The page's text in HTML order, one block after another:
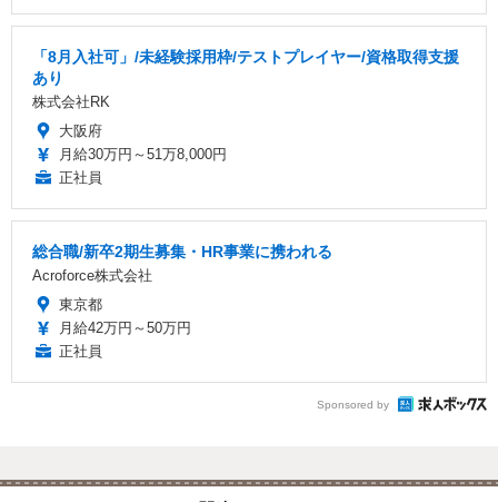
「8月入社可」/未経験採用枠/テストプレイヤー/資格取得支援
あり
株式会社RK
大阪府
月給30万円～51万8,000円
正社員
総合職/新卒2期生募集・HR事業に携われる
Acroforce株式会社
東京都
月給42万円～50万円
正社員
Sponsored by